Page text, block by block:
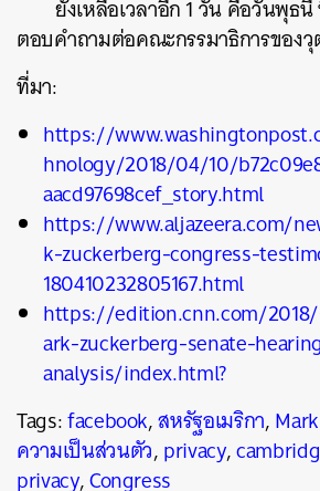
ยังเหลือเวลาอีก 1 วัน คือวันพุธ
ตอบคำถามต่อคณะกรรมาธิการของ
ที่มา:
https://
hnology/2018/04/10/
aacd97698cef_story.html
https://www.aljazeera.com/
k-zuckerberg-congress-
180410232805167.html
https://edition.cnn.com/
ark-zuckerberg-senate-
analysis/index.html?
Tags:facebook,สหรัฐอเมริกา,
ความเป็นส่วนตัว,privacy,
privacy,Congress